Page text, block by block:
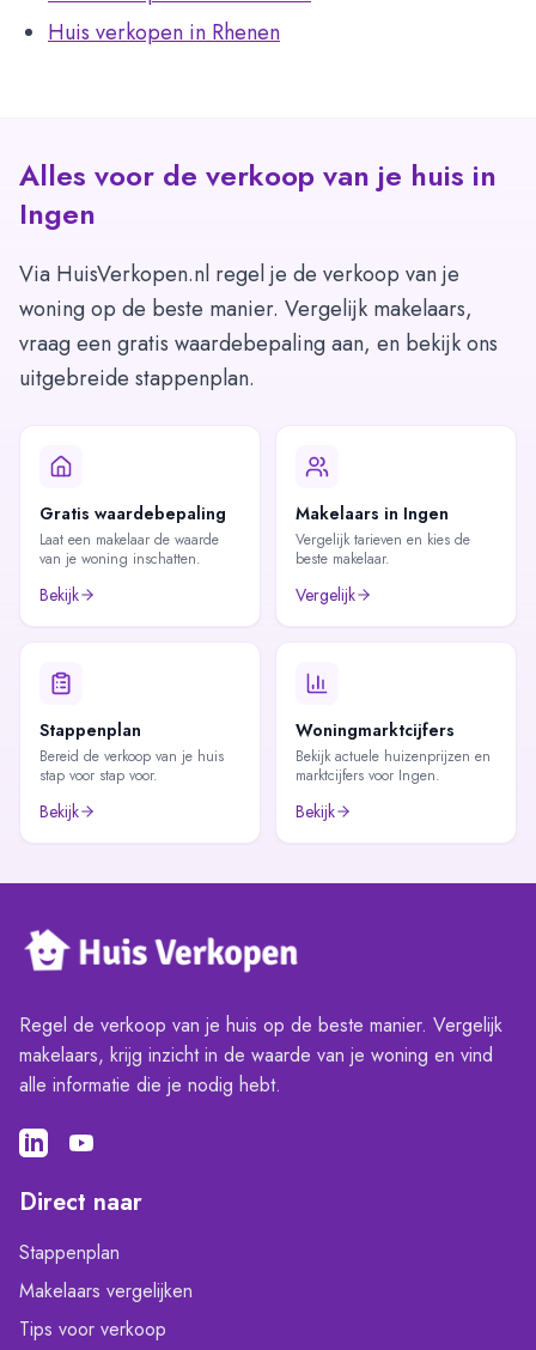
Huis verkopen in Rhenen
Alles voor de verkoop van je huis in
Ingen
Via HuisVerkopen.nl regel je de verkoop van je
woning op de beste manier. Vergelijk makelaars,
vraag een gratis waardebepaling aan, en bekijk ons
uitgebreide stappenplan.
Gratis waardebepaling
Laat een makelaar de waarde
van je woning inschatten.
Bekijk
Makelaars in Ingen
Vergelijk tarieven en kies de
beste makelaar.
Vergelijk
Stappenplan
Bereid de verkoop van je huis
stap voor stap voor.
Bekijk
Woningmarktcijfers
Bekijk actuele huizenprijzen en
marktcijfers voor Ingen.
Bekijk
Regel de verkoop van je huis op de beste manier. Vergelijk
makelaars, krijg inzicht in de waarde van je woning en vind
alle informatie die je nodig hebt.
Direct naar
Stappenplan
Makelaars vergelijken
Tips voor verkoop